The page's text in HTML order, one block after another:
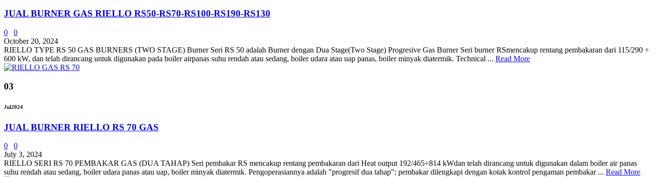
JUAL BURNER GAS RIELLO RS50-RS70-RS100-RS190-RS130
0
0
October 20, 2024
RIELLO TYPE RS 50 GAS BURNERS (TWO STAGE) Burner Seri RS 50 adalah Burner dengan Dua Stage(Two Stage) Progresive Gas Burner Seri burner RSmencakup rentang pembakaran dari 115/290 ÷
600 kW, dan telah dirancang untuk digunakan pada boiler airpanas suhu rendah atau sedang, boiler udara atau uap panas, boiler minyak diatermik. Technical ... Read More
03
Jul2024
JUAL BURNER RIELLO RS 70 GAS
0
0
July 3, 2024
RIELLO SERI RS 70 PEMBAKAR GAS (DUA TAHAP) Seri pembakar RS mencakup rentang pembakaran dari Heat output 192/465÷814 kWdan telah dirancang untuk digunakan dalam boiler air panas
suhu rendah atau sedang, boiler udara panas atau uap, boiler minyak diatermik. Pengoperasiannya adalah "progresif dua tahap"; pembakar dilengkapi dengan kotak kontrol pengaman pembakar ... Read More